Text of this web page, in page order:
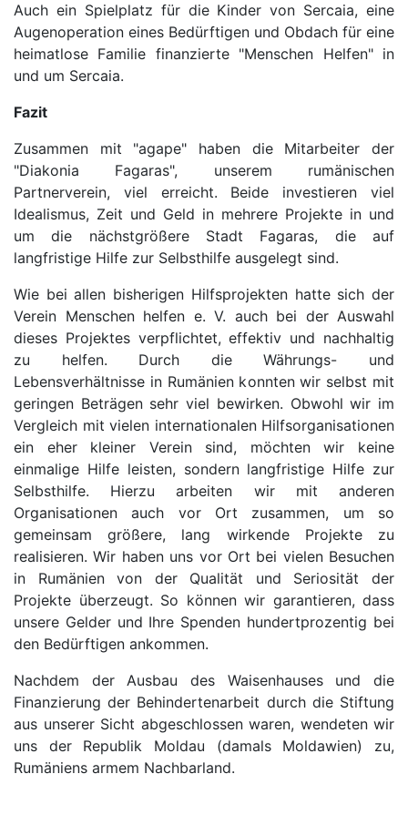
Auch ein Spielplatz für die Kinder von Sercaia, eine
Augenoperation eines Bedürftigen und Obdach für eine
heimatlose Familie finanzierte "Menschen Helfen" in
und um Sercaia.
Fazit
Zusammen mit "agape" haben die Mitarbeiter der
"Diakonia Fagaras", unserem rumänischen
Partnerverein, viel erreicht. Beide investieren viel
Idealismus, Zeit und Geld in mehrere Projekte in und
um die nächstgrößere Stadt Fagaras, die auf
langfristige Hilfe zur Selbsthilfe ausgelegt sind.
Wie bei allen bisherigen Hilfsprojekten hatte sich der
Verein Menschen helfen e. V. auch bei der Auswahl
dieses Projektes verpflichtet, effektiv und nachhaltig
zu helfen. Durch die Währungs- und
Lebensverhältnisse in Rumänien konnten wir selbst mit
geringen Beträgen sehr viel bewirken. Obwohl wir im
Vergleich mit vielen internationalen Hilfsorganisationen
ein eher kleiner Verein sind, möchten wir keine
einmalige Hilfe leisten, sondern langfristige Hilfe zur
Selbsthilfe. Hierzu arbeiten wir mit anderen
Organisationen auch vor Ort zusammen, um so
gemeinsam größere, lang wirkende Projekte zu
realisieren. Wir haben uns vor Ort bei vielen Besuchen
in Rumänien von der Qualität und Seriosität der
Projekte überzeugt. So können wir garantieren, dass
unsere Gelder und Ihre Spenden hundertprozentig bei
den Bedürftigen ankommen.
Nachdem der Ausbau des Waisenhauses und die
Finanzierung der Behindertenarbeit durch die Stiftung
aus unserer Sicht abgeschlossen waren, wendeten wir
uns der Republik Moldau (damals Moldawien) zu,
Rumäniens armem Nachbarland.